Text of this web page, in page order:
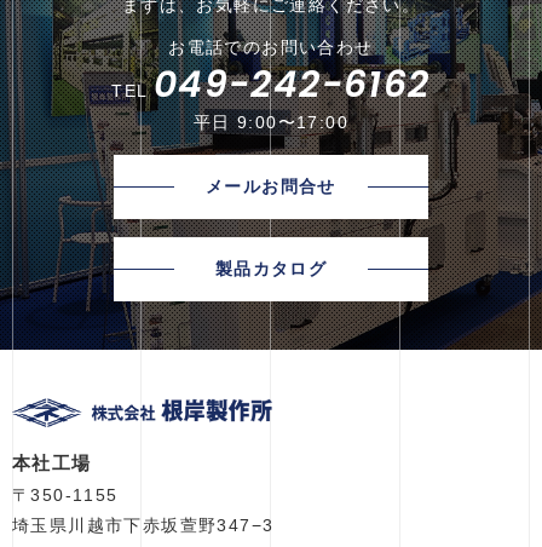
まずは、お気軽にご連絡ください。
お電話でのお問い合わせ
TEL 049-242-6162
平日 9:00〜17:00
メールお問合せ
製品カタログ
本社工場
〒350-1155
埼玉県川越市下赤坂萱野347−3